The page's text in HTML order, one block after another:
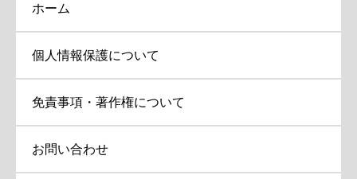
ホーム
個人情報保護について
免責事項・著作権について
お問い合わせ